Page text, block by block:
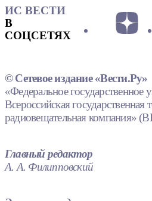
ИС ВЕСТИ
В
СОЦСЕТЯХ
© Сетевое издание «Вести.Ру»
«Федеральное государственное
Всероссийская государственная
радиовещательная компания»
Главный редактор
А. А. Филипповский